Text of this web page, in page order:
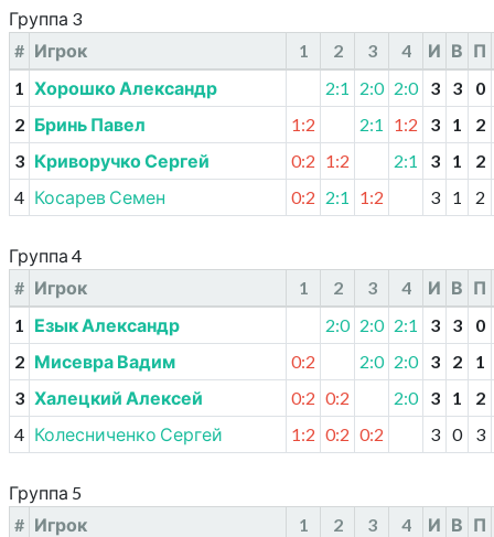
Группа 3
# Игрок 1 2 3 4 И В П
1 Хорошко Александр 2:1 2:0 2:0 3 3
0
2 Бринь Павел 1:2 2:1 1:2 3 1
2
3 Криворучко Сергей 0:2 1:2 2:1 3 1
2
4 Косарев Семен 0:2 2:1 1:2 3 1 2
Группа 4
# Игрок 1 2 3 4 И В П
1 Езык Александр 2:0 2:0 2:1 3 3
0
2 Мисевра Вадим 0:2 2:0 2:0 3 2
1
3 Халецкий Алексей 0:2 0:2 2:0 3 1
2
4 Колесниченко Сергей 1:2 0:2 0:2 3 0 3
Группа 5
# Игрок 1 2 3 4 И В П